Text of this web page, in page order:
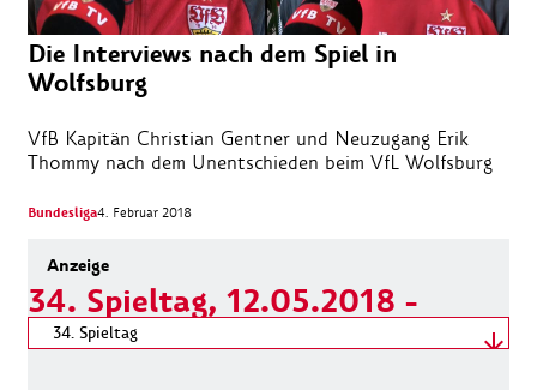
Die Interviews nach dem Spiel in
Wolfsburg
VfB Kapitän Christian Gentner und Neuzugang Erik
Thommy nach dem Unentschieden beim VfL Wolfsburg
Bundesliga4. Februar 2018
34. Spieltag, 12.05.2018 -
12.05.2018